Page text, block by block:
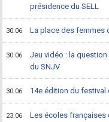
présidence du SELL
30.06 La place des femmes
30.06
Jeu vidéo : la
du SNJV
30.06 14e édition du festival
23.06
Les écoles françaises